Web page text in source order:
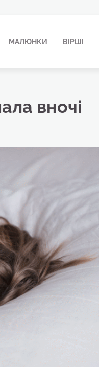
МАЛЮНКИ ВІРШІ
вночі